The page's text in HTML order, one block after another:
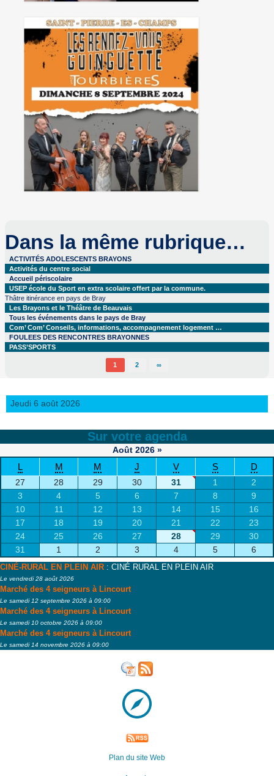
Dans la même rubrique…
ACTIVITÉS ADOLESCENTS BRAYONS
Activités du centre social
Accueil périscolaire
USEP école du Sport en extra scolaire offert par la commune.
Thâtre itinérance en pays de Bray
Les Brayons et le Théâtre de Beauvais
Tous les événements dans le pays de Bray
Com’ Com’ Conseils, informations, accompagnement logement …
FOULEES DES RENCONTRES BRAYONNES
PASS’SPORTS
1 2 ∞
Jeudi 6 août 2026
Sur votre agenda
Août 2026 »
L M M J V S D
27 28 29 30 31 1
2
3
4 5 6 7 8
9
10
11 12 13 14 15
16
17
18 19 20 21 22
23
24
25 26 27 28 29
30
31
1 2 3 4 5 6
CINÉ-RURAL EN PLEIN AIR : CINÉ RURAL EN PLEIN AIR
Le vendredi 28 août 2026
Marché des 4 seigneurs à Lincourt
Le samedi 12 septembre 2026 à 09:00
Marché des 4 seigneurs à Lincourt
Le samedi 10 octobre 2026 à 09:00
Marché des 4 seigneurs à Lincourt
Le samedi 14 novembre 2026 à 09:00
Plan du site Web